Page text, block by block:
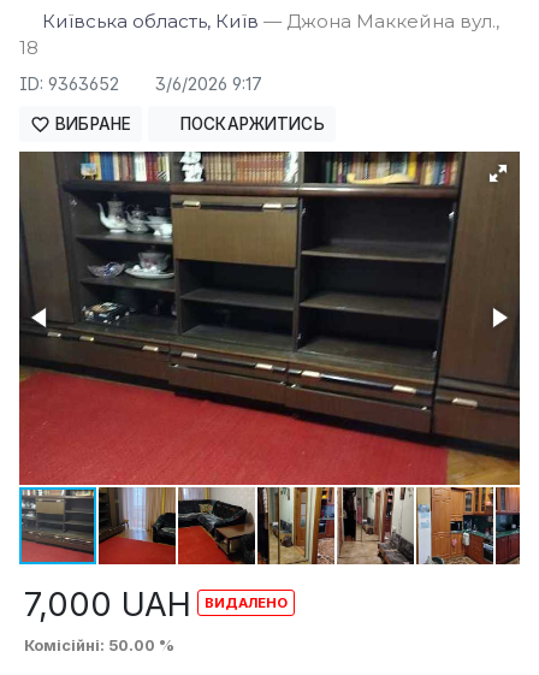
Київська область, Київ — Джона Маккейна вул.,
18
ID: 9363652 3/6/2026 9:17
ВИБРАНЕ ПОСКАРЖИТИСЬ
7,000 UAH
Комісійні: 50.00 %